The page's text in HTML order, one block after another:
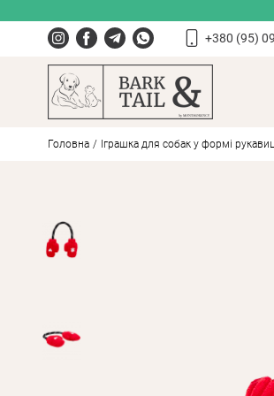
+380 (95)
Головна Іграшка для собак у формі